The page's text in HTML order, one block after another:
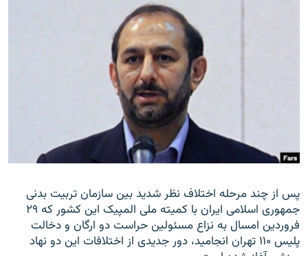
زبان‌های دیگر
پس از چند مرحله اختلاف نظر شديد بين سازمان تربيت بدنی
جمهوری اسلامی ايران با کميته ملی المپيک اين کشور که ۲۹
فروردين امسال به نزاع مسئولين حراست دو ارگان و دخالت
پليس ۱۱۰ تهران انجاميد، دور جديدی از اختلافات اين دو نهاد